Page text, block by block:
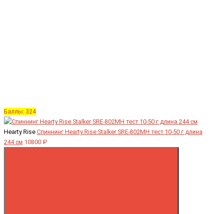
Баллы: 324
Hearty Rise Спиннинг Hearty Rise Stalker SRE-802MH тест 10-50 г длина
244 см 10800 ₽